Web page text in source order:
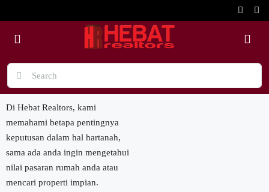
Di Hebat Realtors, kami
memahami betapa pentingnya
keputusan dalam hal hartanah,
sama ada anda ingin mengetahui
nilai pasaran rumah anda atau
mencari properti impian.